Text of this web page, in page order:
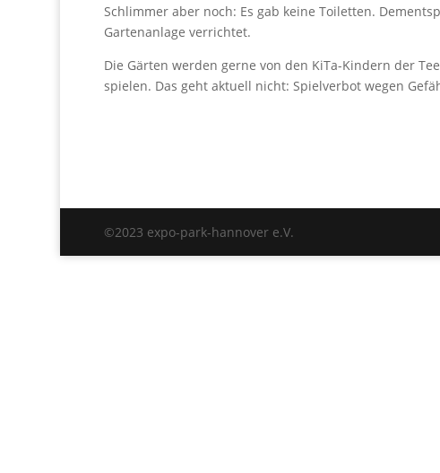
Schlimmer aber noch: Es gab keine Toiletten.
Gartenanlage verrichtet.
Die Gärten werden gerne von den KiTa-Kindern der
spielen. Das geht aktuell nicht: Spielverbot wegen
©2023 expo-park-hannover e.V.